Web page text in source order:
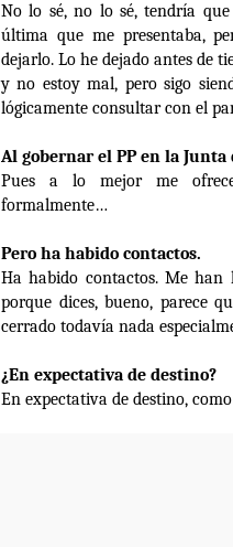
No lo sé, no lo sé, tendría
última que me presentaba,
dejarlo. Lo he dejado antes de
y no estoy mal, pero sigo
lógicamente consultar con el
Al gobernar el PP en la
Pues a lo mejor me
formalmente…
Pero ha habido contactos.
Ha habido contactos. Me han
porque dices, bueno, parece
cerrado todavía nada
¿En expectativa de destino?
En expectativa de destino,